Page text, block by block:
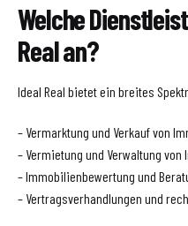
Welche
Real an?
Ideal Real bietet ein breites
– Vermarktung und Verkauf von
– Vermietung und Verwaltung von
– Immobilienbewertung und
– Vertragsverhandlungen und